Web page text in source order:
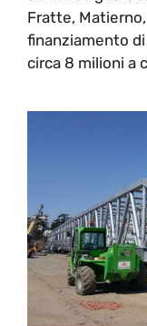
Fratte,
finanziamento
circa 8 milioni a